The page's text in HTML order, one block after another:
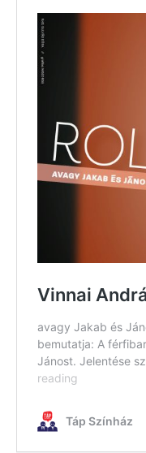
Nemes Nagy
Jennifer Haley: A
ARCHÍV
SAJTÓ
KAPCSOLAT